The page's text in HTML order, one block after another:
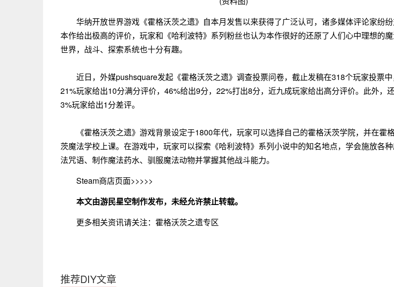
华纳开放世界游戏《霍格沃茨之遗》自本月发售以来获得了广泛认可，诸多媒体评论家纷
本作给出极高的评价，玩家和《哈利波特》系列粉丝也认为本作很好的还原了人们心中理想的
世界，战斗、探索系统也十分有趣。
近日，外媒pushsquare发起《霍格沃茨之遗》调查投票问卷，截止发稿在318个玩家投票中
21%玩家给出10分满分评价，46%给出9分，22%打出8分，近九成玩家给出高分评价。此外，
3%玩家给出1分差评。
《霍格沃茨之遗》游戏背景设定于1800年代，玩家可以选择自己的霍格沃茨学院，并在霍
茨魔法学校上课。在游戏中，玩家可以探索《哈利波特》系列小说中的知名地点，学会施放各
法咒语、制作魔法药水、驯服魔法动物并掌握其他战斗能力。
Steam商店页面>>>>>
本文由游民星空制作发布，未经允许禁止转载。
更多相关资讯请关注：霍格沃茨之遗专区
推荐DIY文章